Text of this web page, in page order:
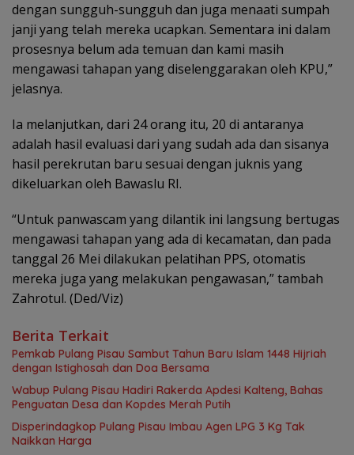
dengan sungguh-sungguh dan juga menaati sumpah
janji yang telah mereka ucapkan. Sementara ini dalam
prosesnya belum ada temuan dan kami masih
mengawasi tahapan yang diselenggarakan oleh KPU,”
jelasnya.
Ia melanjutkan, dari 24 orang itu, 20 di antaranya
adalah hasil evaluasi dari yang sudah ada dan sisanya
hasil perekrutan baru sesuai dengan juknis yang
dikeluarkan oleh Bawaslu RI.
“Untuk panwascam yang dilantik ini langsung bertugas
mengawasi tahapan yang ada di kecamatan, dan pada
tanggal 26 Mei dilakukan pelatihan PPS, otomatis
mereka juga yang melakukan pengawasan,” tambah
Zahrotul. (Ded/Viz)
Berita Terkait
Pemkab Pulang Pisau Sambut Tahun Baru Islam 1448 Hijriah
dengan Istighosah dan Doa Bersama
Wabup Pulang Pisau Hadiri Rakerda Apdesi Kalteng, Bahas
Penguatan Desa dan Kopdes Merah Putih
Disperindagkop Pulang Pisau Imbau Agen LPG 3 Kg Tak
Naikkan Harga